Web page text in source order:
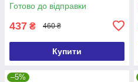
Готово до відправки
437 ₴ 460 ₴
Купити
–5%